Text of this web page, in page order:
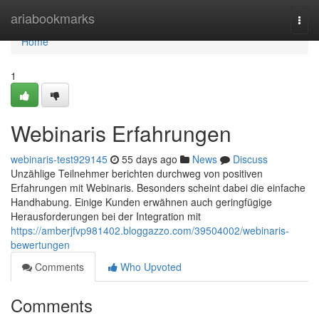
ariabookmarks
Home
Home
1
Webinaris Erfahrungen
webinaris-test929145 55 days ago News
Discuss
Unzählige Teilnehmer berichten durchweg von positiven
Erfahrungen mit Webinaris. Besonders scheint dabei die einfache
Handhabung. Einige Kunden erwähnen auch geringfügige
Herausforderungen bei der Integration mit
https://amberjfvp981402.bloggazzo.com/39504002/webinaris-
bewertungen
Comments
Who Upvoted
Comments